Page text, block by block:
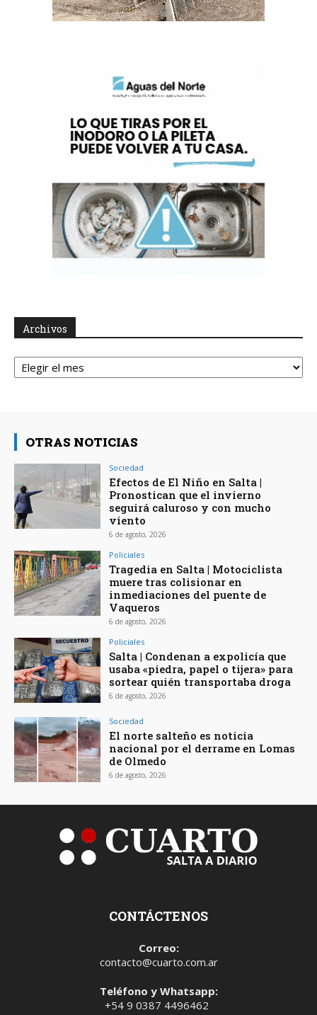
Archivos
Archivos
OTRAS NOTICIAS
Sociedad
Efectos de El Niño en Salta |
Pronostican que el invierno
seguirá caluroso y con mucho
viento
6 de agosto, 2026
Policiales
Tragedia en Salta | Motociclista
muere tras colisionar en
inmediaciones del puente de
Vaqueros
6 de agosto, 2026
Policiales
Salta | Condenan a expolicía que
usaba «piedra, papel o tijera» para
sortear quién transportaba droga
6 de agosto, 2026
Sociedad
El norte salteño es noticia
nacional por el derrame en Lomas
de Olmedo
6 de agosto, 2026
CONTÁCTENOS
Correo:
contacto@cuarto.com.ar
Teléfono y Whatsapp:
+54 9 0387 4496462